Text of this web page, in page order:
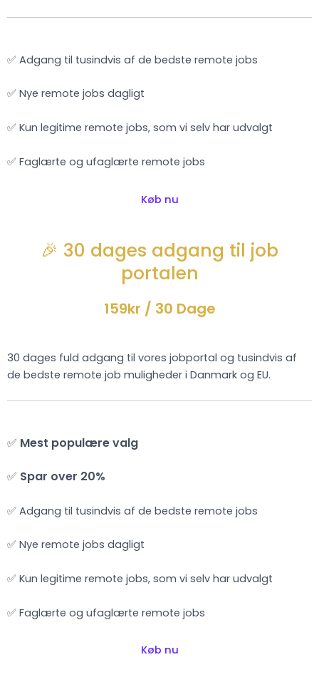
✅ Adgang til tusindvis af de bedste remote jobs
✅ Nye remote jobs dagligt
✅ Kun legitime remote jobs, som vi selv har udvalgt
✅ Faglærte og ufaglærte remote jobs
Køb nu
🎉 30 dages adgang til job
portalen
159kr / 30 Dage
30 dages fuld adgang til vores jobportal og tusindvis af
de bedste remote job muligheder i Danmark og EU.
✅ Mest populære valg
✅ Spar over 20%
✅ Adgang til tusindvis af de bedste remote jobs
✅ Nye remote jobs dagligt
✅ Kun legitime remote jobs, som vi selv har udvalgt
✅ Faglærte og ufaglærte remote jobs
Køb nu